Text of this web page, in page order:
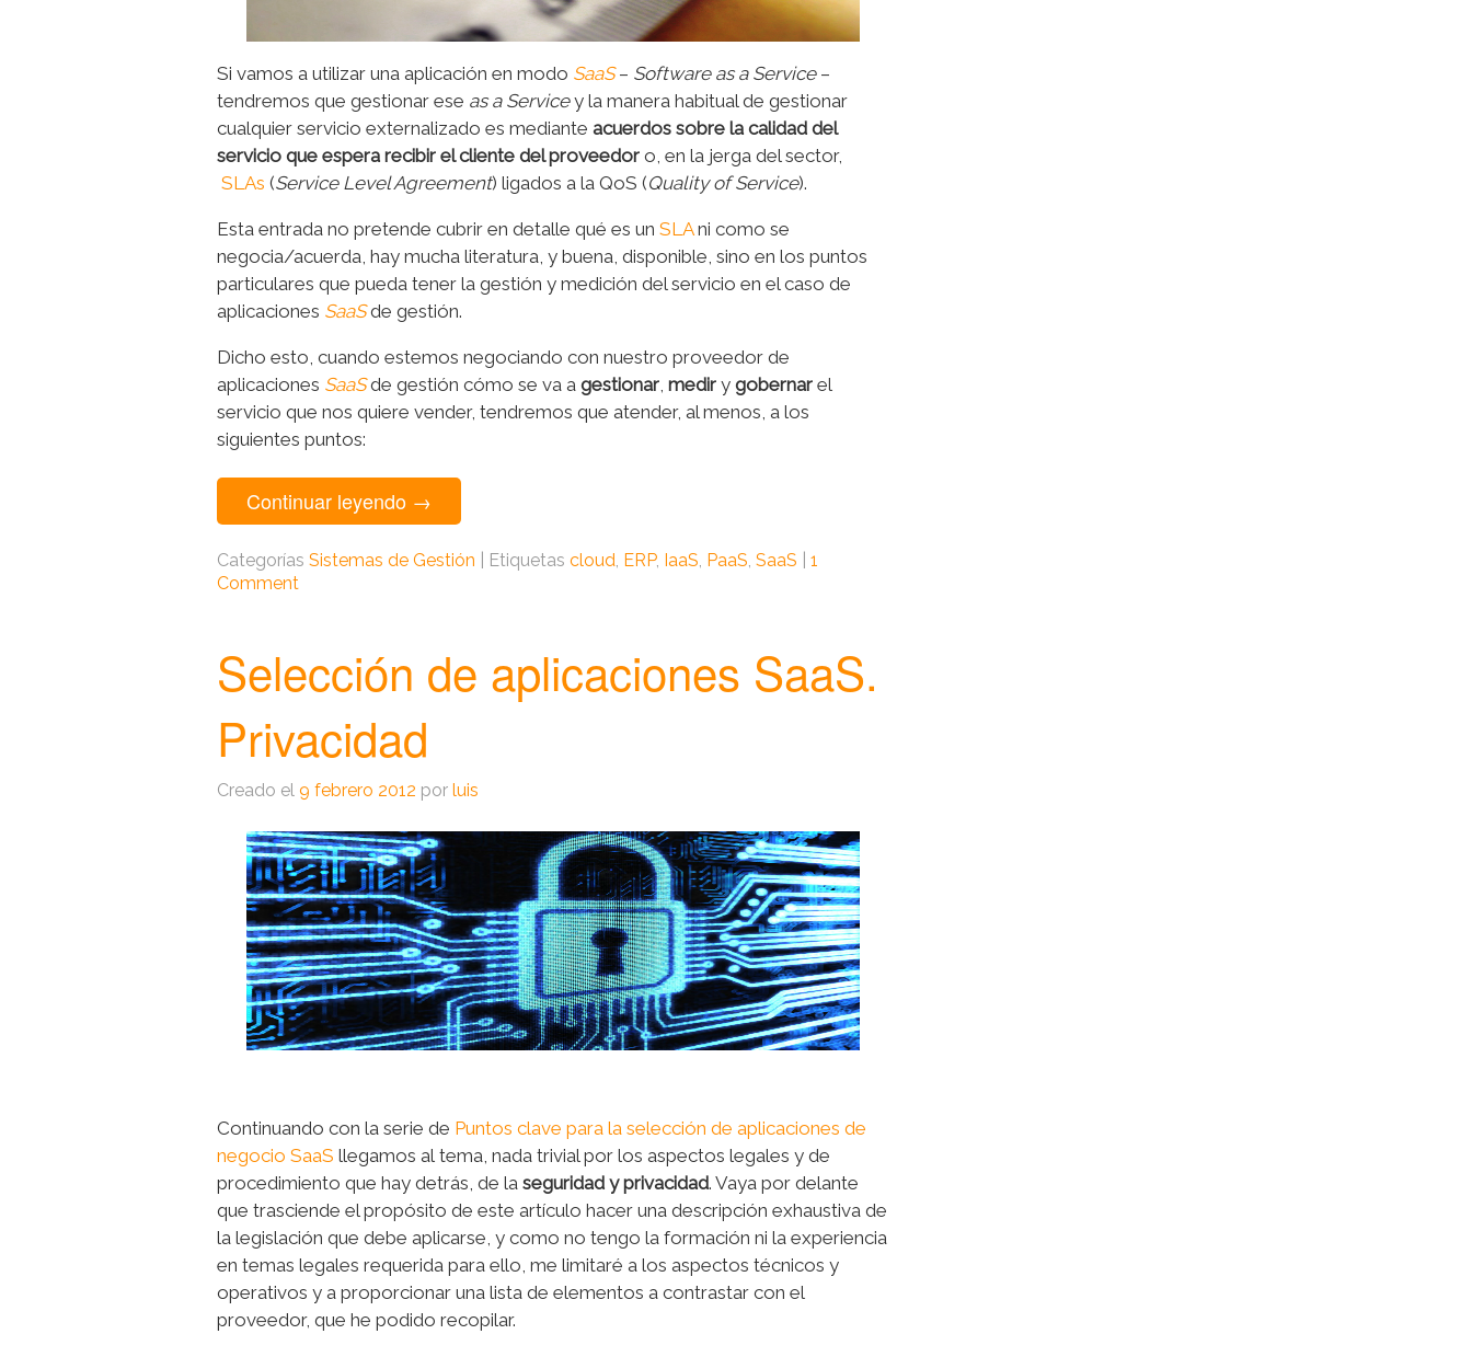
Si vamos a utilizar una aplicación en modo SaaS– Software as a Service –
tendremos que gestionar ese as a Servicey la manera habitual de gestionar
cualquier servicio externalizado es medianteacuerdos sobre la calidad del
servicio que espera recibir el cliente del proveedor o, en la jerga del sector,
SLAs (Service Level Agreement) ligados a la QoS (Quality of Service).
Esta entrada no pretende cubrir en detalle qué es unSLAni como se
negocia/acuerda, hay mucha literatura, y buena, disponible, sino en los puntos
particulares que pueda tener la gestión y medición del servicio en el caso de
aplicaciones SaaSde gestión.
Dicho esto, cuando estemos negociando con nuestro proveedor de
aplicaciones SaaSde gestión cómo se va agestionar ,medirygobernarel
servicio que nos quiere vender, tendremos que atender, al menos, a los
siguientes puntos:
Continuar leyendo →
CategoríasSistemas de Gestión Etiquetascloud ERP, IaaS PaaS ,SaaS |1
Comment
Selección de aplicaciones SaaS.
Privacidad
Creado el9 febrero 2012 porluis
Continuando con la serie de Puntos clave para la selección de aplicaciones de
negocio SaaS llegamos al tema, nada trivial por los aspectos legales y de
procedimiento que hay detrás, de laseguridad y privacidad. Vaya por delante
que trasciende el propósito de este artículo hacer una descripción exhaustiva de
la legislación que debe aplicarse, y como no tengo la formación ni la experiencia
en temas legales requerida para ello, me limitaré a los aspectos técnicos y
operativos y a proporcionar una lista de elementos a contrastar con el
proveedor, que he podido recopilar.